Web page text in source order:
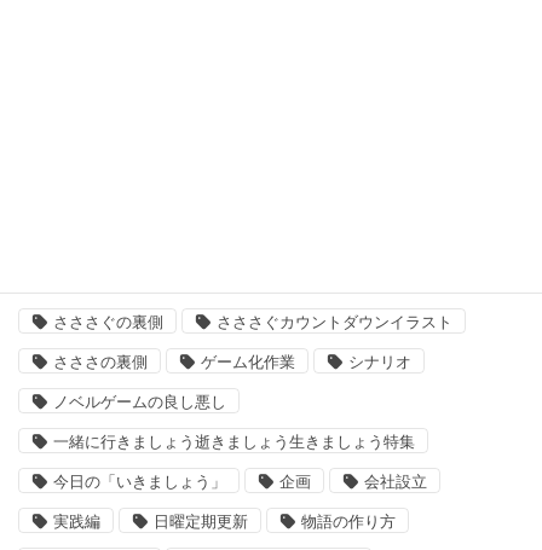
さささぐの裏側 さささぐカウントダウンイラスト
さささの裏側 ゲーム化作業 シナリオ
ノベルゲームの良し悪し
一緒に行きましょう逝きましょう生きましょう特集
今日の「いきましょう」 企画 会社設立
実践編 日曜定期更新 物語の作り方